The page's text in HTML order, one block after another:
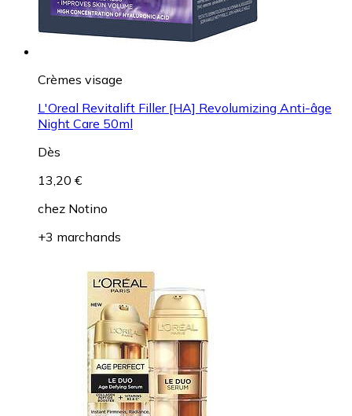
Crèmes visage
L'Oreal Revitalift Filler [HA] Revolumizing Anti-âge
Night Care 50ml
Dès
13,20 €
chez Notino
+3 marchands